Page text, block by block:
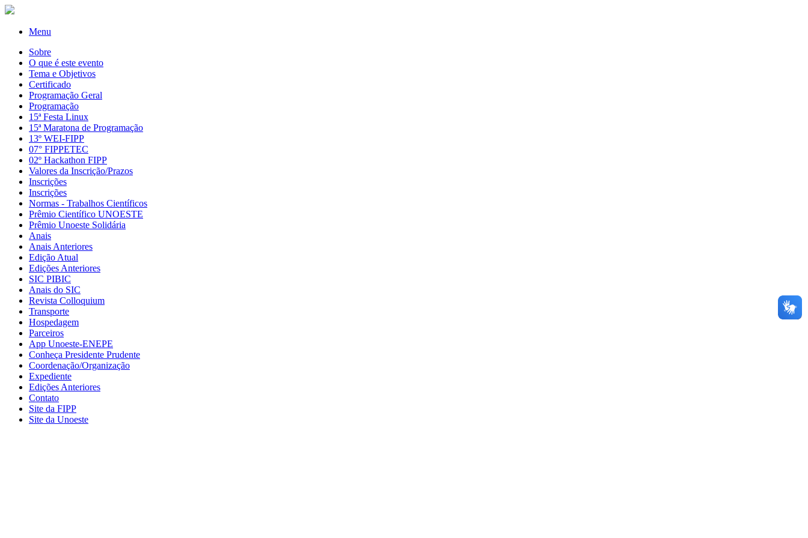
Menu
Sobre
O que é este evento
Tema e Objetivos
Certificado
Programação Geral
Programação
15ª Festa Linux
15ª Maratona de Programação
13º WEI-FIPP
07° FIPPETEC
02º Hackathon FIPP
Valores da Inscrição/Prazos
Inscrições
Inscrições
Normas - Trabalhos Científicos
Prêmio Científico UNOESTE
Prêmio Unoeste Solidária
Anais
Anais Anteriores
Edição Atual
Edições Anteriores
SIC PIBIC
Anais do SIC
Revista Colloquium
Transporte
Hospedagem
Parceiros
App Unoeste-ENEPE
Conheça Presidente Prudente
Coordenação/Organização
Expediente
Edições Anteriores
Contato
Site da FIPP
Site da Unoeste